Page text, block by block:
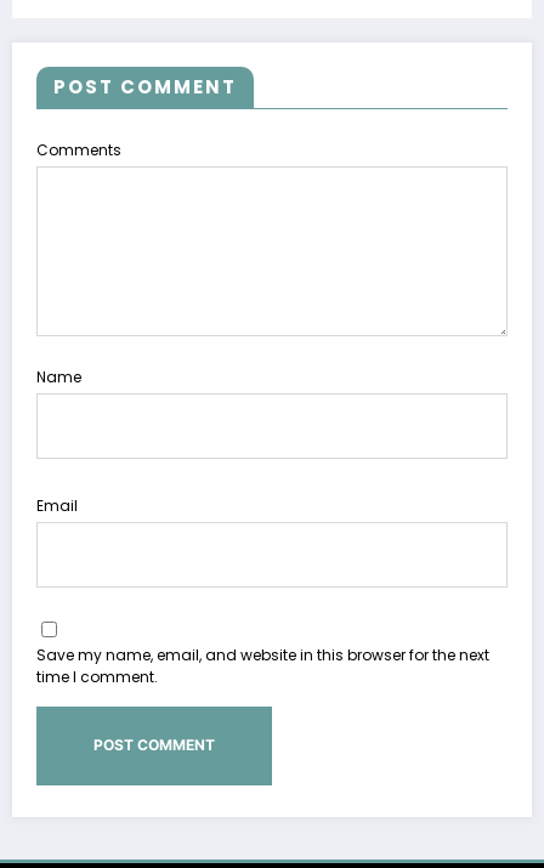
POST COMMENT
Comments
Name
Email
Save my name, email, and website in this browser for the next
time I comment.